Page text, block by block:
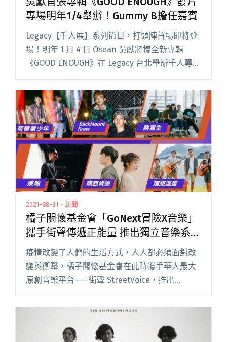
專場明年1/4舉辦！Gummy B擔任嘉賓
Legacy【千人展】系列節目，打頭陣首場即將登
場！明年 1 月 4 日 Osean 吳獻將攜全新專輯
《GOOD ENOUGH》在 Legacy 台北舉辦千人專
出以《Am I Good Enough閱讀全文 "吳獻首張專
輯《GOOD ENOUGH》發片專場明年1/4舉辦！
Gummy B擔任嘉賓"
2021-08-31・新聞
橘子關懷基金會「GoNext冒險X音樂」
攜手街聲傳遞正能量 推出獨立音樂系列
影片
疫情改變了人們的生活方式，人人都必須面對改
變與衝擊，橘子關懷基金會在此時攜手華人最大
原創音樂平台——街聲 StreetVoice，推出
「GoNext 冒險Ｘ音樂」系列影片，邀請 6 組著
名獨立音樂創作者，透過音樂和影像，呈現年輕
一代追尋目標閱讀全文 "橘子關懷基金會
「GoNext冒險X音樂」攜手街聲傳遞正能量 推出